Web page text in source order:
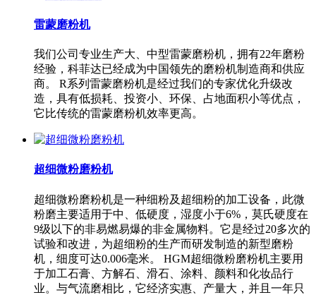
雷蒙磨粉机
我们公司专业生产大、中型雷蒙磨粉机，拥有22年磨粉
经验，科菲达已经成为中国领先的磨粉机制造商和供应
商。 R系列雷蒙磨粉机是经过我们的专家优化升级改
造，具有低损耗、投资小、环保、占地面积小等优点，
它比传统的雷蒙磨粉机效率更高。
超细微粉磨粉机
超细微粉磨粉机是一种细粉及超细粉的加工设备，此微
粉磨主要适用于中、低硬度，湿度小于6%，莫氏硬度在
9级以下的非易燃易爆的非金属物料。它是经过20多次的
试验和改进，为超细粉的生产而研发制造的新型磨粉
机，细度可达0.006毫米。 HGM超细微粉磨粉机主要用
于加工石膏、方解石、滑石、涂料、颜料和化妆品行
业。与气流磨相比，它经济实惠、产量大，并且一年只